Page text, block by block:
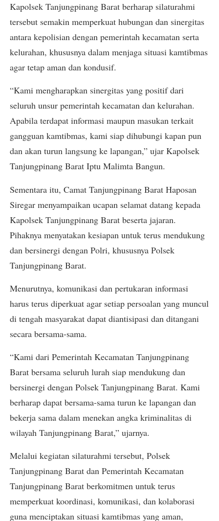
Kapolsek Tanjungpinang Barat berharap silaturahmi
tersebut semakin memperkuat hubungan dan sinergitas
antara kepolisian dengan pemerintah kecamatan serta
kelurahan, khususnya dalam menjaga situasi kamtibmas
agar tetap aman dan kondusif.
“Kami mengharapkan sinergitas yang positif dari
seluruh unsur pemerintah kecamatan dan kelurahan.
Apabila terdapat informasi maupun masukan terkait
gangguan kamtibmas, kami siap dihubungi kapan pun
dan akan turun langsung ke lapangan,” ujar Kapolsek
Tanjungpinang Barat Iptu Malimta Bangun.
Sementara itu, Camat Tanjungpinang Barat Haposan
Siregar menyampaikan ucapan selamat datang kepada
Kapolsek Tanjungpinang Barat beserta jajaran.
Pihaknya menyatakan kesiapan untuk terus mendukung
dan bersinergi dengan Polri, khususnya Polsek
Tanjungpinang Barat.
Menurutnya, komunikasi dan pertukaran informasi
harus terus diperkuat agar setiap persoalan yang muncul
di tengah masyarakat dapat diantisipasi dan ditangani
secara bersama-sama.
“Kami dari Pemerintah Kecamatan Tanjungpinang
Barat bersama seluruh lurah siap mendukung dan
bersinergi dengan Polsek Tanjungpinang Barat. Kami
berharap dapat bersama-sama turun ke lapangan dan
bekerja sama dalam menekan angka kriminalitas di
wilayah Tanjungpinang Barat,” ujarnya.
Melalui kegiatan silaturahmi tersebut, Polsek
Tanjungpinang Barat dan Pemerintah Kecamatan
Tanjungpinang Barat berkomitmen untuk terus
memperkuat koordinasi, komunikasi, dan kolaborasi
guna menciptakan situasi kamtibmas yang aman,